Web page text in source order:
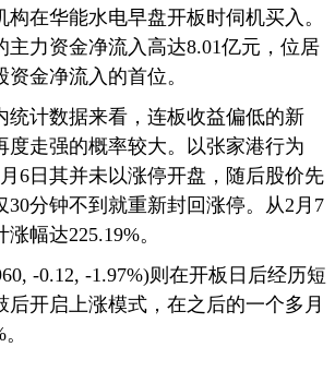
在华能水电早盘开板时伺机买入。
主力资金净流入高达8.01亿元，位居
金净流入的首位。
计数据来看，连板收益偏低的新
度走强的概率较大。以张家港行为
6日其并未以涨停开盘，随后股价先
30分钟不到就重新封回涨停。从2月7
幅达225.19%。
-0.12, -1.97%)则在开板日后经历短
后开启上涨模式，在之后的一个多月